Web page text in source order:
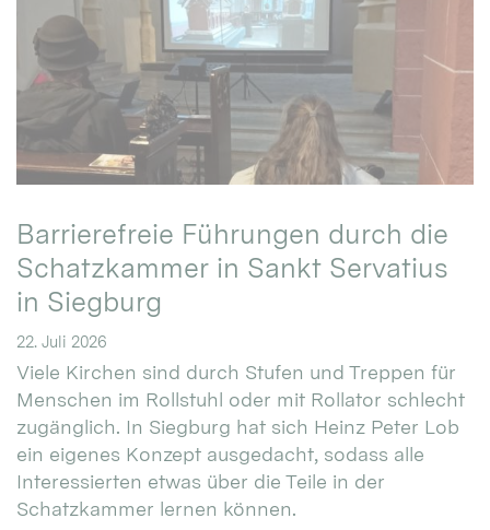
Barrierefreie Führungen durch die
Schatzkammer in Sankt Servatius
in Siegburg
22. Juli 2026
Viele Kirchen sind durch Stufen und Treppen für
Menschen im Rollstuhl oder mit Rollator schlecht
zugänglich. In Siegburg hat sich Heinz Peter Lob
ein eigenes Konzept ausgedacht, sodass alle
Interessierten etwas über die Teile in der
Schatzkammer lernen können.